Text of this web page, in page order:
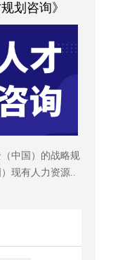
划咨询》
中国）的战略规
现有人力资源..